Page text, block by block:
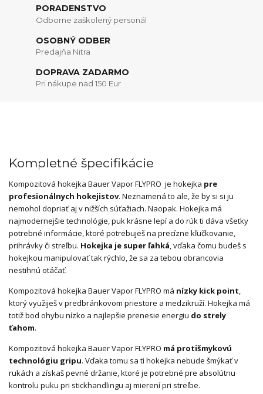
PORADENSTVO
Odborne zaškolený personál
OSOBNÝ ODBER
Predajňa Nitra
DOPRAVA ZADARMO
Pri nákupe nad 150 Eur
Kompletné špecifikácie
Kompozitová hokejka Bauer Vapor FLYPRO je hokejka pre
profesionálnych hokejistov. Neznamená to ale, že by si si ju
nemohol dopriať aj v nižších súťažiach. Naopak. Hokejka má
najmodernejšie technológie, puk krásne lepí a do rúk ti dáva všetky
potrebné informácie, ktoré potrebuješ na precízne kľučkovanie,
prihrávky či streľbu. Hokejka je super ľahká, vďaka čomu budeš s
hokejkou manipulovať tak rýchlo, že sa za tebou obrancovia
nestihnú otáčať.
Kompozitová hokejka Bauer Vapor FLYPRO má nízky kick point,
ktorý využiješ v predbránkovom priestore a medzikruží. Hokejka má
totiž bod ohybu nízko a najlepšie prenesie energiu do strely
ťahom.
Kompozitová hokejka Bauer Vapor FLYPRO má protišmykovú
technológiu gripu. Vďaka tomu sa ti hokejka nebude šmýkať v
rukách a získaš pevné držanie, ktoré je potrebné pre absolútnu
kontrolu puku pri stickhandlingu aj mierení pri streľbe.